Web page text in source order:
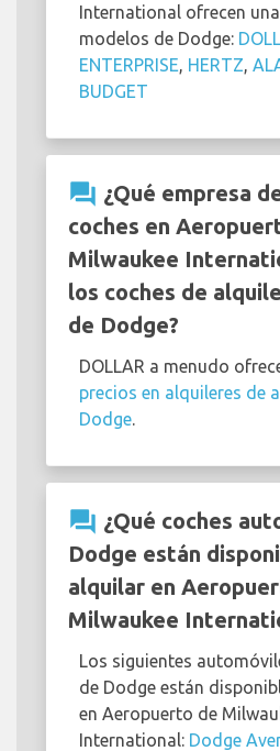
International ofrecen
modelos de Dodge:
ENTERPRISE HERTZ
BUDGET
question_answer ¿Qué empresa
coches en
Milwaukee
los coches de
de Dodge?
DOLLAR a menudo
precios en alquileres de
Dodge
question_answer ¿Qué coches
Dodge están
alquilar en
Milwaukee
Los siguientes
de Dodge están
en Aeropuerto de
International: Dodge